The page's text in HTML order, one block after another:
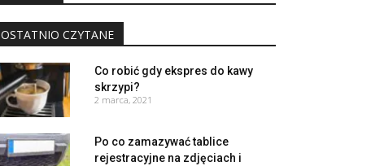
OSTATNIO CZYTANE
Co robić gdy ekspres do kawy
skrzypi?
2 marca, 2021
Po co zamazywać tablice
rejestracyjne na zdjęciach i